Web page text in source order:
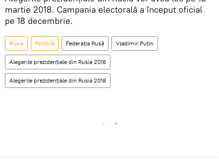
martie 2018. Campania electorală a început oficial
pe 18 decembrie.
Rusia Politică Federația Rusă Vladimir Putin
Alegerile prezidențiale din Rusia 2018
Alegerile prezidențiale din Rusia 2018